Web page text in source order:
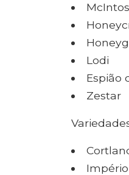
Lodi
Espião
Zestar
Império